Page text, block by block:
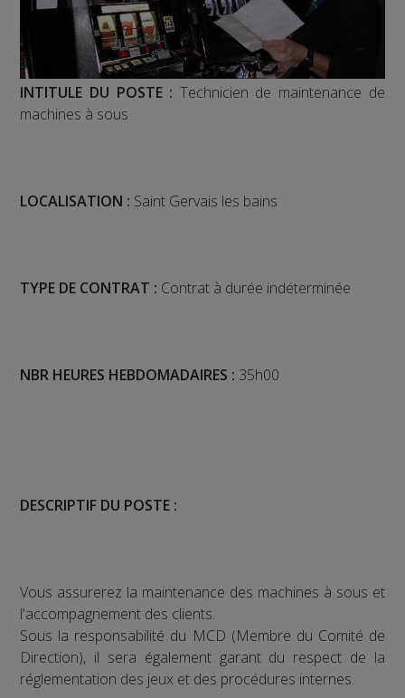
INTITULE DU POSTE : Technicien de maintenance de
machines à sous
LOCALISATION : Saint Gervais les bains
TYPE DE CONTRAT : Contrat à durée indéterminée
NBR HEURES HEBDOMADAIRES : 35h00
DESCRIPTIF DU POSTE :
Vous assurerez la maintenance des machines à sous et
l'accompagnement des clients.
Sous la responsabilité du MCD (Membre du Comité de
Direction), il sera également garant du respect de la
réglementation des jeux et des procédures internes.